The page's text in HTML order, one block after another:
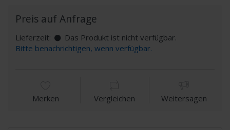
Preis auf Anfrage
Lieferzeit:
Das Produkt ist nicht verfügbar.
Bitte benachrichtigen, wenn verfügbar.
Merken Vergleichen Weitersagen